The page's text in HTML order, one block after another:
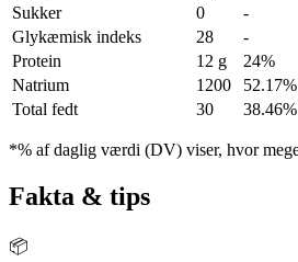
Sukker
0
-
Glykæmisk indeks
28
-
Protein
12 g
24%
Natrium
1200
52.17%
Total fedt
30 38.46%
*% af daglig værdi (DV) viser, hvor
Fakta & tips
📦